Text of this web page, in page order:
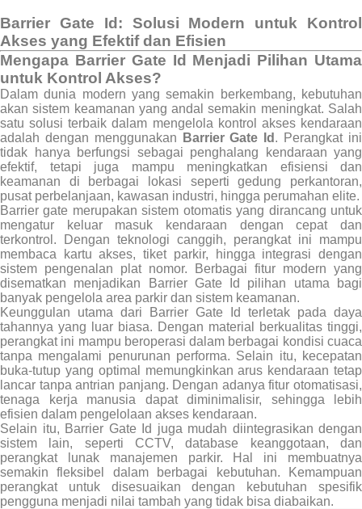
Barrier Gate Id: Solusi Modern untuk Kontrol
Akses yang Efektif dan Efisien
Mengapa Barrier Gate Id Menjadi Pilihan Utama
untuk Kontrol Akses?
Dalam dunia modern yang semakin berkembang, kebutuhan
akan sistem keamanan yang andal semakin meningkat. Salah
satu solusi terbaik dalam mengelola kontrol akses kendaraan
adalah dengan menggunakan
Barrier Gate Id . Perangkat ini
tidak hanya berfungsi sebagai penghalang kendaraan yang
efektif, tetapi juga mampu meningkatkan efisiensi dan
keamanan di berbagai lokasi seperti gedung perkantoran,
pusat perbelanjaan, kawasan industri, hingga perumahan elite.
Barrier gate merupakan sistem otomatis yang dirancang untuk
mengatur keluar masuk kendaraan dengan cepat dan
terkontrol. Dengan teknologi canggih, perangkat ini mampu
membaca kartu akses, tiket parkir, hingga integrasi dengan
sistem pengenalan plat nomor. Berbagai fitur modern yang
disematkan menjadikan Barrier Gate Id pilihan utama bagi
banyak pengelola area parkir dan sistem keamanan.
Keunggulan utama dari Barrier Gate Id terletak pada daya
tahannya yang luar biasa. Dengan material berkualitas tinggi,
perangkat ini mampu beroperasi dalam berbagai kondisi cuaca
tanpa mengalami penurunan performa. Selain itu, kecepatan
buka-tutup yang optimal memungkinkan arus kendaraan tetap
lancar tanpa antrian panjang. Dengan adanya fitur otomatisasi,
tenaga kerja manusia dapat diminimalisir, sehingga lebih
efisien dalam pengelolaan akses kendaraan.
Selain itu, Barrier Gate Id juga mudah diintegrasikan dengan
sistem lain, seperti CCTV, database keanggotaan, dan
perangkat lunak manajemen parkir. Hal ini membuatnya
semakin fleksibel dalam berbagai kebutuhan. Kemampuan
perangkat untuk disesuaikan dengan kebutuhan spesifik
pengguna menjadi nilai tambah yang tidak bisa diabaikan.